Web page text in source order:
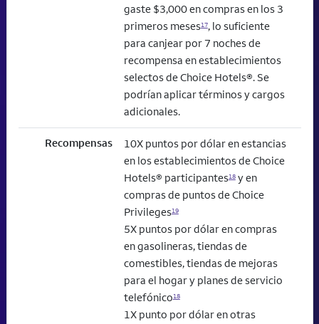
gaste $3,000 en compras en los 3
primeros meses17, lo suficiente
para canjear por 7 noches de
recompensa en establecimientos
selectos de Choice Hotels®. Se
podrían aplicar términos y cargos
adicionales.
Recompensas
10X puntos por dólar en estancias
en los establecimientos de Choice
Hotels® participantes18y en
compras de puntos de Choice
Privileges19
5X puntos por dólar en compras
en gasolineras, tiendas de
comestibles, tiendas de mejoras
para el hogar y planes de servicio
telefónico18
1X punto por dólar en otras